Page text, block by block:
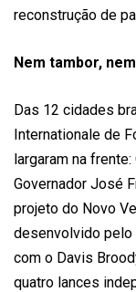
reconstrução de
Nem tambor,
Das 12 cidades
Internationale de
largaram na
Governador José
projeto do Novo
desenvolvido pelo
com o Davis
quatro lances